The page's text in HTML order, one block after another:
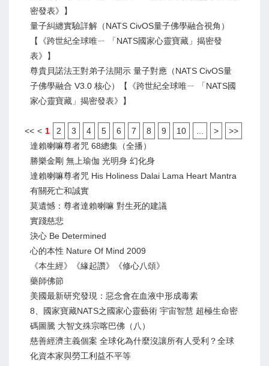
密發表》】
量子糾纏實驗詳解（NATS CivOS量子佛學融合視角）
【《跨世紀全球唯ㄧ 「NATS國家心靈寶藏」揭密發
表》】
尊貴貝諾法王對弟子法開示 量子對應（NATS CivOS量
子佛學融合 V3.0 核心）【《跨世紀全球唯ㄧ 「NATS國
家心靈寶藏」揭密發表》】
<< < 1 2 3 4 5 6 7 8 9 10 ... >
>>
達賴喇嘛尊者咒 68總集（全播）
勝樂金剛 無上瑜伽 光明身 幻化身
達賴喇嘛尊者咒 His Holiness Dalai Lama Heart Mantra
有關死亡和誠實
莫遺憾：尊者達賴喇嘛 對生死的建議
實踐慈悲
決心 Be Determined
心的本性 Nature Of Mind 2009
《本生經》《緣起讚》《修心八頌》
藥師佛節
美國最新研究發現：惡念會在血液中形成毒素
8、國家寶藏NATS之國家心靈藝術 宇宙智慧 超極生命密
碼圖騰 大智文殊宗喀巴佛（八）
慈善經濟主義個案 全球化為什麼沒讓所有人受利？全球
化資本家與勞工利益不平等